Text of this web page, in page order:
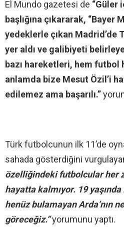
El Mundo gazetesi de “Güler
başlığına çıkararak, “Bayer
yedeklerle çıkan Madrid’de
yer aldı ve galibiyeti
bazı hareketleri, hem futbol
anlamda bize Mesut Özil’i
edilemez ama başarılı.”
Türk futbolcunun ilk 11’de
sahada gösterdiğini
özelliğindeki futbolcular her
hayatta kalmıyor. 19
henüz bulamayan Arda’nın
göreceğiz.”yorumunu yaptı.